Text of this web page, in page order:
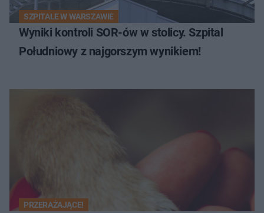
SZPITALE W WARSZAWIE
Wyniki kontroli SOR-ów w stolicy. Szpital
Południowy z najgorszym wynikiem!
PRZERAŻAJĄCE!